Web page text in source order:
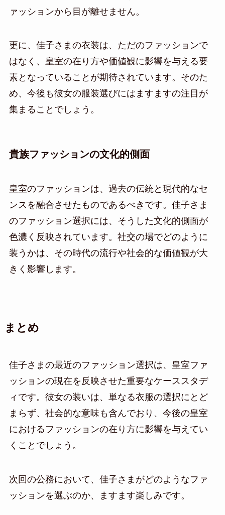
ァッションから目が離せません。
更に、佳子さまの衣装は、ただのファッションで
はなく、皇室の在り方や価値観に影響を与える要
素となっていることが期待されています。そのた
め、今後も彼女の服装選びにはますますの注目が
集まることでしょう。
貴族ファッションの文化的側面
皇室のファッションは、過去の伝統と現代的なセ
ンスを融合させたものであるべきです。佳子さま
のファッション選択には、そうした文化的側面が
色濃く反映されています。社交の場でどのように
装うかは、その時代の流行や社会的な価値観が大
きく影響します。
まとめ
佳子さまの最近のファッション選択は、皇室ファ
ッションの現在を反映させた重要なケーススタデ
ィです。彼女の装いは、単なる衣服の選択にとど
まらず、社会的な意味も含んでおり、今後の皇室
におけるファッションの在り方に影響を与えてい
くことでしょう。
次回の公務において、佳子さまがどのようなファ
ッションを選ぶのか、ますます楽しみです。